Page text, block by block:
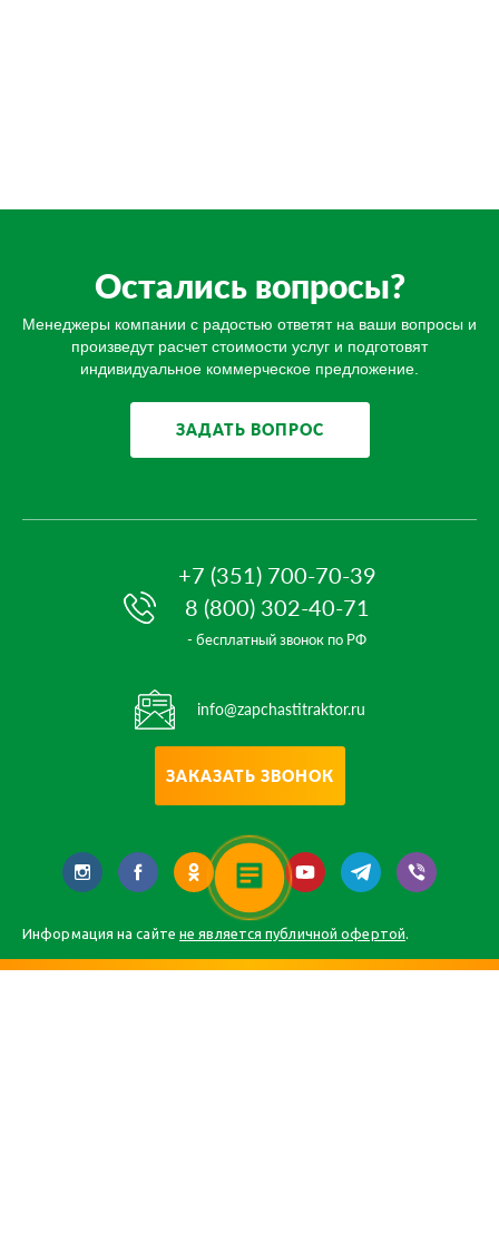
Остались вопросы?
Менеджеры компании с радостью ответят на ваши вопросы и
произведут расчет стоимости услуг и подготовят
индивидуальное коммерческое предложение.
ЗАДАТЬ ВОПРОС
+7 (351) 700-70-39
8 (800) 302-40-71
- бесплатный звонок по РФ
info@zapchastitraktor.ru
ЗАКАЗАТЬ ЗВОНОК
Информация на сайте не является публичной офертой.